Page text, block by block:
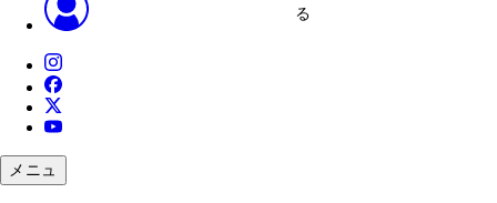
る
メニュ